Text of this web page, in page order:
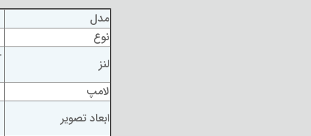
مدل
نوع
لنز
لامپ
ابعاد تصویر